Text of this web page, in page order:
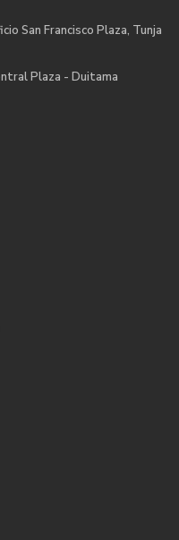
San Francisco Plaza, Tunja
Plaza - Duitama